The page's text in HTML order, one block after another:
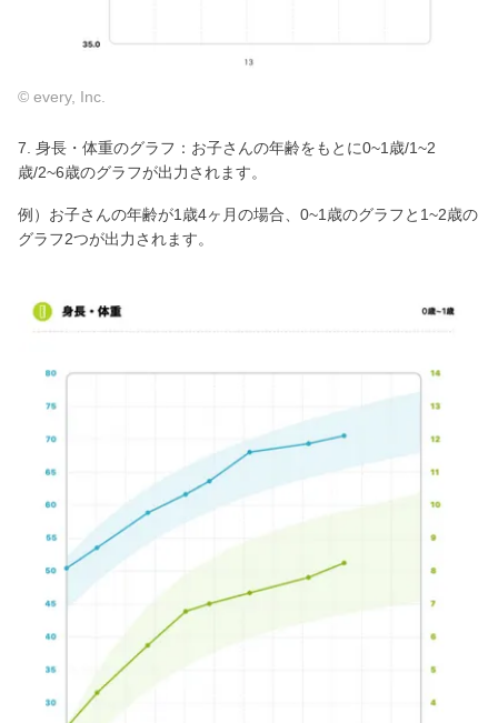
© every, Inc.
7. 身長・体重のグラフ：お子さんの年齢をもとに0~1歳/1~2
歳/2~6歳のグラフが出力されます。
例）お子さんの年齢が1歳4ヶ月の場合、0~1歳のグラフと1~2歳の
グラフ2つが出力されます。